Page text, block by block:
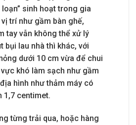
loạn” sinh hoạt trong gia
trí như gầm bàn ghế,
tay vẫn không thể xử lý
bụi lau nhà thì khác, với
dưới 10 cm vừa để chui
khó làm sạch như gầm
hình như thảm máy có
1,7 centimet.
từng trải qua, hoặc hàng